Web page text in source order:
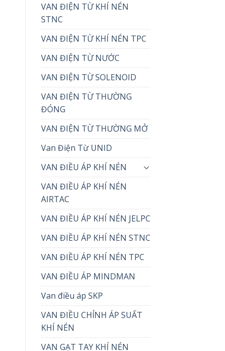
VAN ĐIỆN TỪ KHÍ NÉN
STNC
VAN ĐIỆN TỪ KHÍ NÉN TPC
VAN ĐIỆN TỪ NƯỚC
VAN ĐIỆN TỪ SOLENOID
VAN ĐIỆN TỪ THƯỜNG
ĐÓNG
VAN ĐIỆN TỪ THƯỜNG MỞ
Van Điện Từ UNID
VAN ĐIỀU ÁP KHÍ NÉN
VAN ĐIỀU ÁP KHÍ NÉN
AIRTAC
VAN ĐIỀU ÁP KHÍ NÉN JELPC
VAN ĐIỀU ÁP KHÍ NÉN STNC
VAN ĐIỀU ÁP KHÍ NÉN TPC
VAN ĐIỀU ÁP MINDMAN
Van điều áp SKP
VAN ĐIỀU CHỈNH ÁP SUẤT
KHÍ NÉN
VAN GẠT TAY KHÍ NÉN